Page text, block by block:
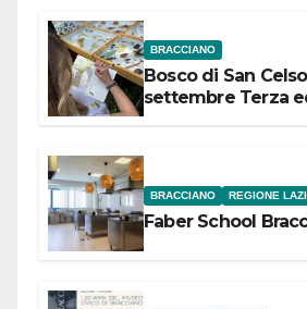
BRACCIANO
Bosco di San
settembre Terza
BRACCIANO REGIONE
Faber School